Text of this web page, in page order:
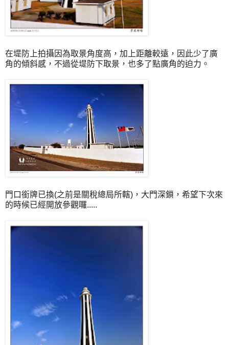
在堤防上拍攝因為取景角度高，加上距離較遠，因此少了廣
角的傾斜感，不過從堤防下取景，也多了點廣角的迫力。
門口銜牌已換(之前是關稅總局所轄)，大門深鎖，希望下次來
的時候已經開放參觀囉.....